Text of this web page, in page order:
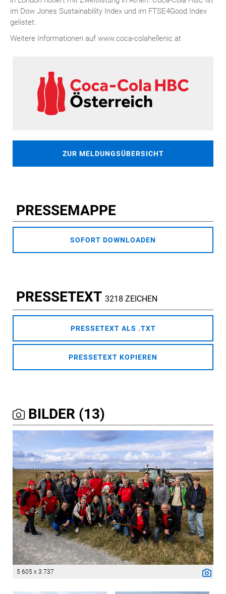
im Dow Jones Sustainability Index und im FTSE4Good Index
gelistet.
Weitere Informationen auf www.coca-colahellenic.at
ZUR MELDUNGSÜBERSICHT
PRESSEMAPPE
SOFORT DOWNLOADEN
PRESSETEXT 3218 ZEICHEN
PRESSETEXT ALS .TXT
PRESSETEXT KOPIEREN
BILDER (13)
5 605 x 3 737